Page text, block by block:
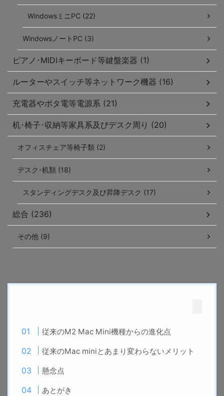
WindowsミニPC (22)
WindowsノートPC (3)
ピアノ･MIDIキーボード等鍵盤楽器 (1)
ルーターやスイッチ等ネットワーク機器 (16)
充電器やポタ電等電源系 (21)
机･椅子･収納等家具系及びデスク周り (20)
オフィスチェア等椅子類 (2)
デスク･机類 (18)
スタンディングデスク及び昇降デスク (17)
総合 (236)
その他 (9)
従来のM2 Mac Mini機種からの進化点
従来のMac miniとあまり変わらないメリット
懸念点
あとがき